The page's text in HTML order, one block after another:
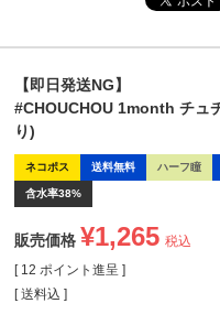
【即日発送NG】
#CHOUCHOU 1month チュ
り)
ネコポス 送料無料 ハーフ瞳
含水率38%
販売価格 ¥1,265 税込
[ 12 ポイント進呈 ]
送料込